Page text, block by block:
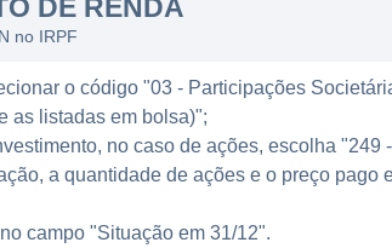
e eventos da indústria, onde
e distribuidores.
empresas de tecnologia
e reduzem o tempo de recuperação
que é menos traumática e oferece
para a Misonix. Com a
se posiciona para capturar
DE RENDA
no IRPF
o código "03 - Participações
as listadas em bolsa)";
no caso de ações, escolha "249
a quantidade de ações e o preço pago
campo "Situação em 31/12".